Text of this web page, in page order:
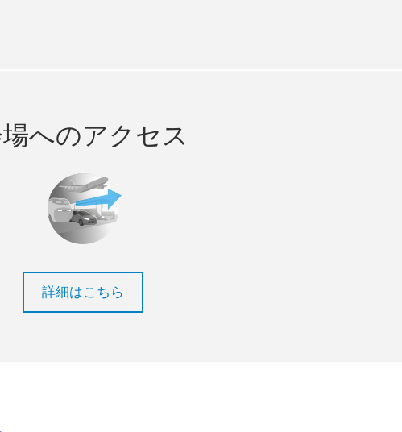
へのアクセス
詳細はこちら